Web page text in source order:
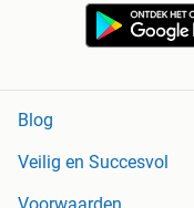
Blog
Veilig en Succesvol